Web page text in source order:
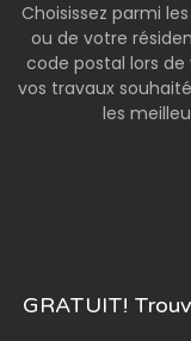
Choisissez parmi
ou de votre
code postal lors
vos travaux
les
GRATUIT!